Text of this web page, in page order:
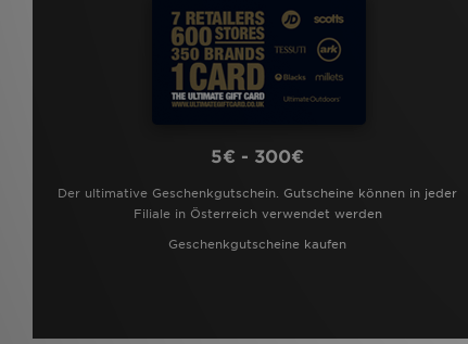
5€ - 300€
Der ultimative Geschenkgutschein. Gutscheine können in jeder
Filiale in Österreich verwendet werden
Geschenkgutscheine kaufen